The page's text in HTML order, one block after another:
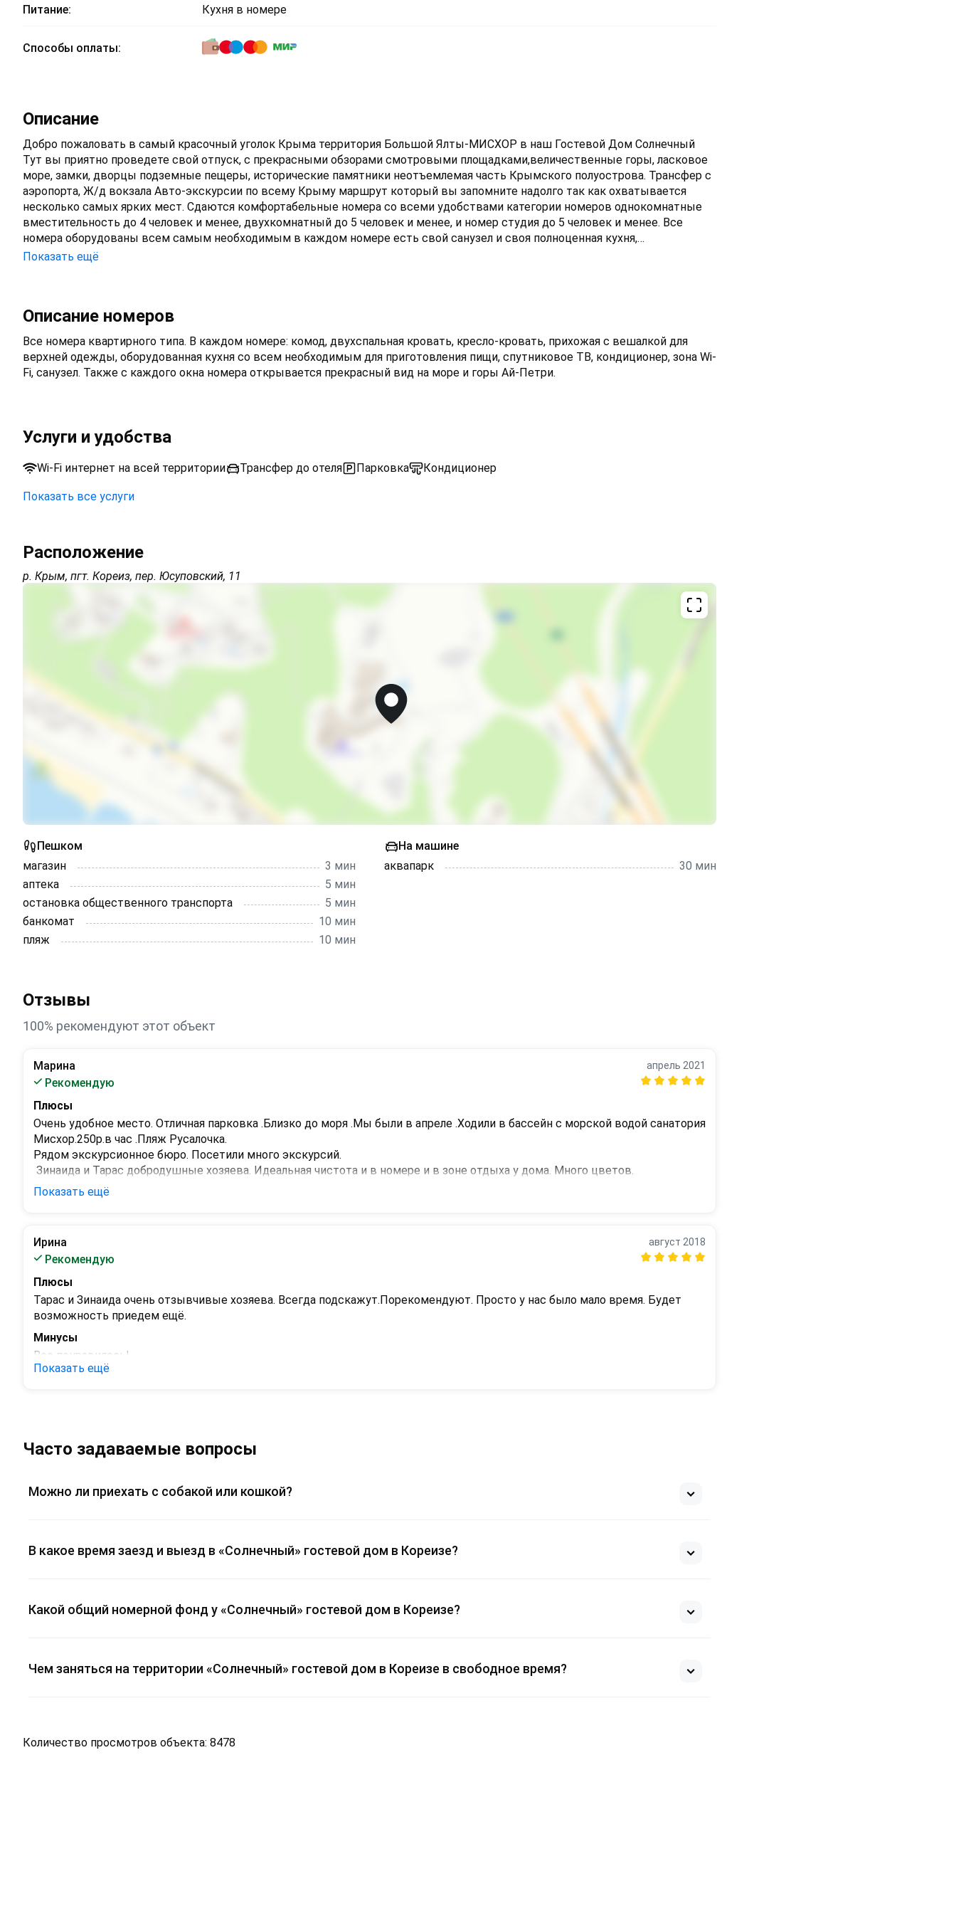
Питание: Кухня в номере
Способы оплаты:
Описание
Добро пожаловать в самый красочный уголок Крыма территория Большой Ялты-МИСХОР в наш Гостевой Дом Солнечный
Тут вы приятно проведете свой отпуск, с прекрасными обзорами смотровыми площадками,величественные горы, ласковое
море, замки, дворцы подземные пещеры, исторические памятники неотъемлемая часть Крымского полуострова. Трансфер с
аэропорта, Ж/д вокзала Авто-экскурсии по всему Крыму маршрут который вы запомните надолго так как охватывается
несколько самых ярких мест. Сдаются комфортабельные номера со всеми удобствами категории номеров однокомнатные
вместительность до 4 человек и менее, двухкомнатный до 5 человек и менее, и номер студия до 5 человек и менее. Все
номера оборудованы всем самым необходимым в каждом номере есть свой санузел и своя полноценная кухня,
кондиционеры в каждой комнате. Номера как полноценные квартиры с комфортом очень уютные Также с каждого окна
Показать ещё
Описание номеров
Все номера квартирного типа. В каждом номере: комод, двухспальная кровать, кресло-кровать, прихожая с вешалкой для
верхней одежды, оборудованная кухня со всем необходимым для приготовления пищи, спутниковое ТВ, кондиционер, зона Wi-
Fi, санузел. Также с каждого окна номера открывается прекрасный вид на море и горы Ай-Петри.
Услуги и удобства
Wi-Fi интернет на всей территории Трансфер до отеля Парковка Кондиционер
Трансфер платно
Трансфер от/до аэропорта
Трансфер от/до ж/д вокзала
Детская площадка
Зеленый двор
Семейные номера
Охраняемая территория
Не принимаем гостей с детьми до 3-х лет
Мангал/барбекю
Детская игровая площадка
запрещено курить в номерах
Показать все услуги
Расположение
р. Крым, пгт. Кореиз, пер. Юсуповский, 11
Пешком
магазин
3 мин
аптека
5 мин
остановка общественного транспорта
5 мин
банкомат
10 мин
пляж
10 мин
На машине
аквапарк
30 мин
Отзывы
100% рекомендуют этот объект
Марина
Рекомендую
апрель 2021
Плюсы
Очень удобное место. Отличная парковка .Близко до моря .Мы были в апреле .Ходили в бассейн с морской водой санатория
Мисхор.250р.в час .Пляж Русалочка.
Рядом экскурсионное бюро. Посетили много экскурсий.
Зинаида и Тарас добродушные хозяева. Идеальная чистота и в номере и в зоне отдыха у дома. Много цветов.
Тихое место для отдыха! Приезжайте к ним !Не пожалеете!
Показать ещё
Ирина
Рекомендую
август 2018
Плюсы
Тарас и Зинаида очень отзывчивые хозяева. Всегда подскажут.Порекомендуют. Просто у нас было мало время. Будет
возможность приедем ещё.
Минусы
Все понравилось!
Показать ещё
Часто задаваемые вопросы
Можно ли приехать с собакой или кошкой?
В какое время заезд и выезд в «Солнечный» гостевой дом в Кореизе?
Какой общий номерной фонд у «Солнечный» гостевой дом в Кореизе?
Чем заняться на территории «Солнечный» гостевой дом в Кореизе в свободное время?
Количество просмотров объекта: 8478